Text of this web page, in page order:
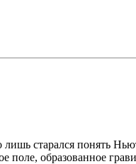
старался понять
поле, образованное